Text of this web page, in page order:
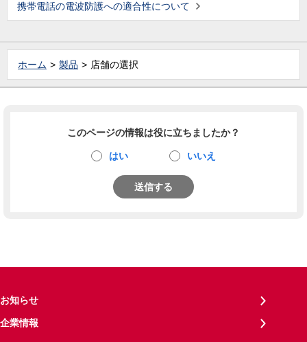
携帯電話の電波防護への適合性について
ホーム 製品 店舗の選択
このページの情報は役に立ちましたか？
はい いいえ
送信する
お知らせ
企業情報